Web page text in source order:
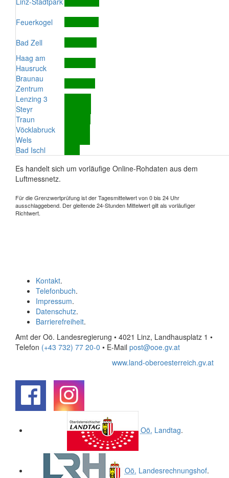
Feuerkogel
Bad Zell
Haag am
Hausruck
Braunau
Zentrum
Lenzing 3
Steyr
Traun
Vöcklabruck
Wels
Bad Ischl
Es handelt sich um vorläufige Online-Rohdaten aus dem
Luftmessnetz.
Für die Grenzwertprüfung ist der Tagesmittelwert von 0 bis 24 Uhr
ausschlaggebend. Der gleitende 24-Stunden Mittelwert gilt als vorläufiger
Richtwert.
Kontakt.
Telefonbuch.
Impressum.
Datenschutz.
Barrierefreiheit.
Amt der Oö. Landesregierung • 4021 Linz, Landhausplatz 1 •
Telefon (+43 732) 77 20-0 • E-Mail post@ooe.gv.at
www.land-oberoesterreich.gv.at
Oö. Landtag.
Oö. Landesrechnungshof.